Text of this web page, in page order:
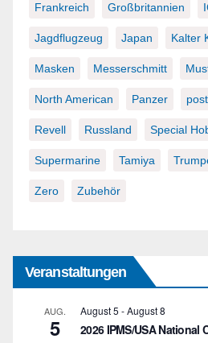
Frankreich Großbritannien
Jagdflugzeug Japan Kalter
Masken Messerschmitt
North American Panzer
Revell Russland Special
Supermarine Tamiya
Zero Zubehör
Veranstaltungen
AUG.
5
August 5 -August 8
2026 IPMS/USA National